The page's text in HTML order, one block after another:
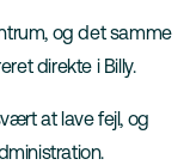
og det samme
direkte i Billy.
at lave fejl, og